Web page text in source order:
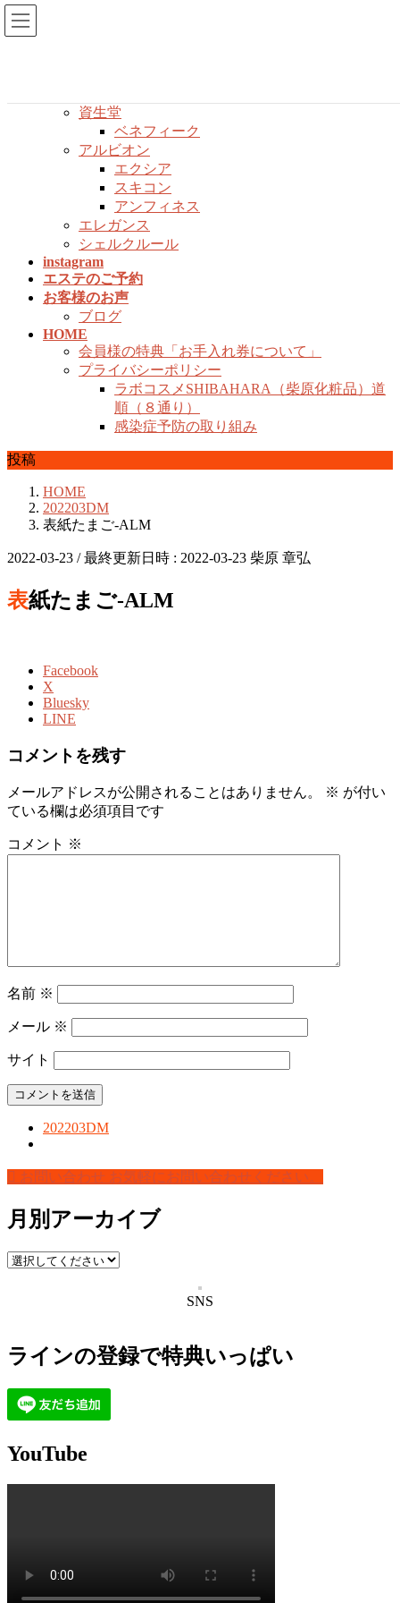
コ
ン
ナ
ビ
資生堂
ベネフィーク
アルビオン
エクシア
スキコン
アンフィネス
エレガンス
シェルクルール
instagram
エステのご予約
お客様のお声
ブログ
HOME
会員様の特典「お手入れ券について」
プライバシーポリシー
ラボコスメSHIBAHARA（柴原化粧品）道
順（８通り）
感染症予防の取り組み
投稿
HOME
202203DM
表紙たまご-ALM
2022-03-23 / 最終更新日時 : 2022-03-23 柴原 章弘
表紙たまご-ALM
Facebook
X
Bluesky
LINE
コメントを残す
メールアドレスが公開されることはありません。 ※ が付い
ている欄は必須項目です
コメント ※
名前 ※
メール ※
サイト
202203DM
お問い合わせ お気軽にお問い合わせください。
月別アーカイブ
SNS
ラインの登録で特典いっぱい
YouTube